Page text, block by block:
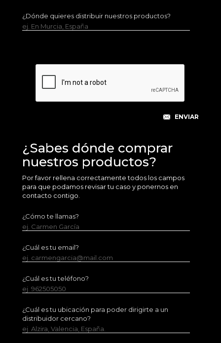
¿Dónde quieres distribuir nuestros productos?
ej. En Murcia, España
¿Sabes dónde comprar
nuestros productos?
Por favor rellena correctamente todos los campos
para que podamos revisar tu caso y ponernos en
contacto contigo.
¿Cómo te llamas?
ej. Carmen García
¿Cuál es tu email?
ej. carmengarcia@mail.com
¿Cuál es tu teléfono?
ej. 962505050
¿Cuál es tu ubicación para poder dirigirte a un
distribuidor cercano?
ej. Alzira, Valencia, España.